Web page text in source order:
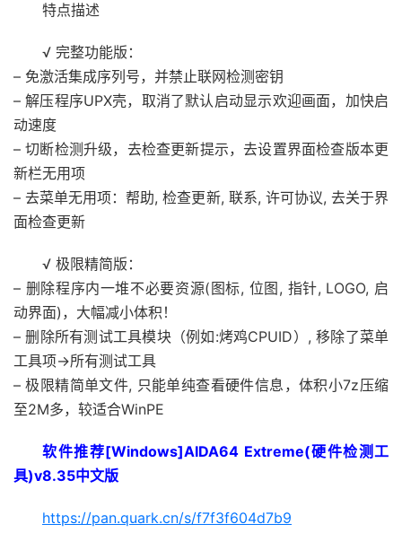
特点描述
√ 完整功能版：
– 免激活集成序列号，并禁止联网检测密钥
– 解压程序UPX壳，取消了默认启动显示欢迎画面，加快启
动速度
– 切断检测升级，去检查更新提示，去设置界面检查版本更
新栏无用项
– 去菜单无用项：帮助, 检查更新, 联系, 许可协议, 去关于界
面检查更新
√ 极限精简版：
– 删除程序内一堆不必要资源(图标, 位图, 指针, LOGO, 启
动界面)，大幅减小体积！
– 删除所有测试工具模块（例如:烤鸡CPUID）, 移除了菜单
工具项->所有测试工具
– 极限精简单文件, 只能单纯查看硬件信息，体积小7z压缩
至2M多，较适合WinPE
软件推荐[Windows]AIDA64 Extreme(硬件检测工
具)v8.35中文版
https://pan.quark.cn/s/f7f3f604d7b9